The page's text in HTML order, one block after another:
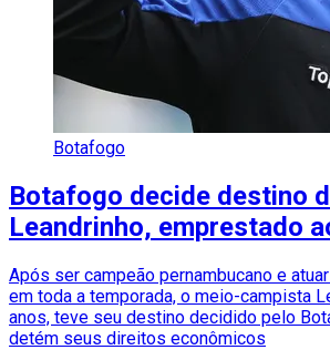
Botafogo
Botafogo decide destino
Leandrinho, emprestado
Após ser campeão pernambucano e
em toda a temporada, o meio-campista
anos, teve seu destino decidido pelo
detém seus direitos econômicos